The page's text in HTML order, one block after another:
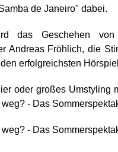
de Janeiro" dabei.
das Geschehen
Andreas Fröhlich, die
erfolgreichsten
oder großes Umstyling
- Das
- Das